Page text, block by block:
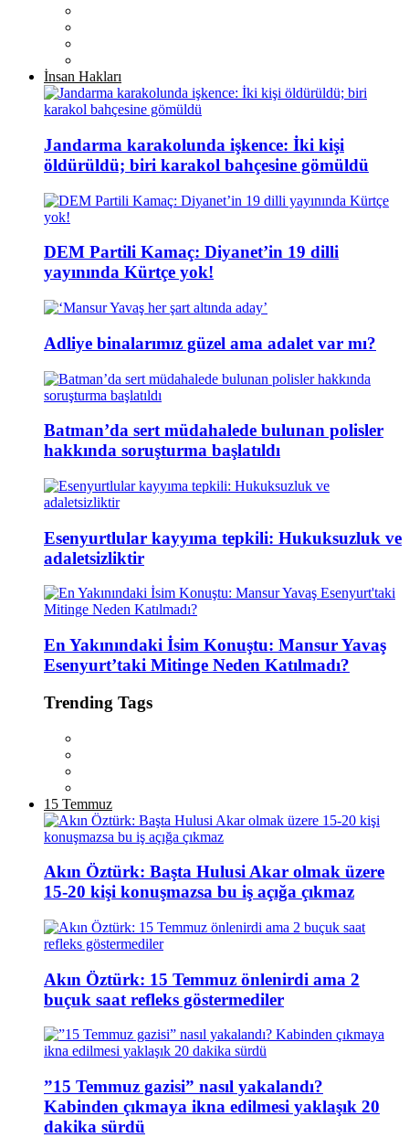
İnsan Hakları
Jandarma karakolunda işkence: İki kişi
öldürüldü; biri karakol bahçesine gömüldü
DEM Partili Kamaç: Diyanet’in 19 dilli
yayınında Kürtçe yok!
Adliye binalarımız güzel ama adalet var mı?
Batman’da sert müdahalede bulunan polisler
hakkında soruşturma başlatıldı
Esenyurtlular kayyıma tepkili: Hukuksuzluk ve
adaletsizliktir
En Yakınındaki İsim Konuştu: Mansur Yavaş
Esenyurt’taki Mitinge Neden Katılmadı?
Trending Tags
15 Temmuz
Akın Öztürk: Başta Hulusi Akar olmak üzere
15-20 kişi konuşmazsa bu iş açığa çıkmaz
Akın Öztürk: 15 Temmuz önlenirdi ama 2
buçuk saat refleks göstermediler
”15 Temmuz gazisi” nasıl yakalandı?
Kabinden çıkmaya ikna edilmesi yaklaşık 20
dakika sürdü